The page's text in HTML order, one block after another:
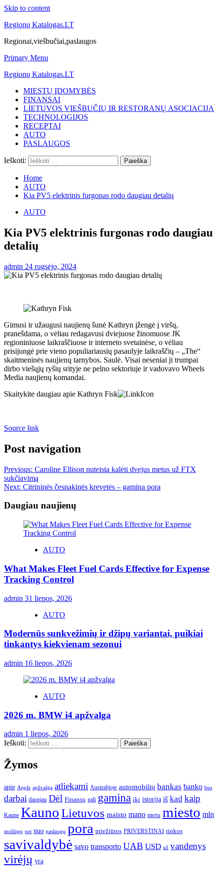
Skip to content
Regionų Katalogas.LT
Regionai,viešbučiai,paslaugos
Primary Menu
Regionų Katalogas.LT
MIESTŲ ĮDOMYBĖS
FINANSAI
LIETUVOS VIEŠBUČIŲ IR RESTORANŲ ASOCIACIJA
TECHNOLOGIJOS
RECEPTAI
AUTO
PASLAUGOS
Ieškoti:
Home
AUTO
Kia PV5 elektrinis furgonas rodo daugiau detalių
AUTO
Kia PV5 elektrinis furgonas rodo daugiau
detalių
admin 24 rugsėjo, 2024
Gimusi ir užaugusi naujienų šunė Kathryn įžengė į viršų,
pranešdama, o vėliau redagavusi dviejuose žinomuose JK
regioniniuose laikraščiuose ir interneto svetainėse, o vėliau
prisijungė prie vieno populiariausių pasaulyje laikraščių – „The“
skaitmeninės naujienų tarnybos. Saulė. Visai neseniai ji trumpai
dirbo viešųjų ryšių srityje ne pelno sektoriuje ir vadovavo Wheels
Media naujienų komandai.
Skaitykite daugiau apie Kathryn Fisk
Source link
Post navigation
Previous: Caroline Ellison nuteista kalėti dvejus metus už FTX
sukčiavimą
Next: Citrininės česnakinės krevetės – gamina pora
Daugiau naujienų
AUTO
What Makes Fleet Fuel Cards Effective for Expense
Tracking Control
admin 31 liepos, 2026
AUTO
Modernūs sunkvežimių ir džipų variantai, puikiai
tinkantys kiekvienam sezonui
admin 16 liepos, 2026
AUTO
2026 m. BMW i4 apžvalga
admin 1 liepos, 2026
Ieškoti:
Žymos
apie Apple apžvalga atliekami Australijoje automobilių bankas banko bus
darbai daugiau Dėl Finansų gali gamina iki istorija iš kad kaip
Kaune KaunoLietuvos maisto mano metų miesto mln
moliūgų nei nuo paslaugų pora priežiūros PRIVERSTINAI rinkos
savivaldybė savo transporto UAB USD už vandenys
virėjų yra